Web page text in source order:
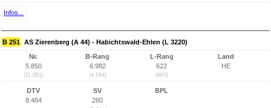
Infos...
B 251 AS Zierenberg (A 44) - Habichtswald-Ehlen (L 3220)
Nr.
5.850
(11.091)
B-Rang
6.982
(4.594)
L-Rang
622
(607)
Land
HE
DTV
8.484
SV
280
BPL